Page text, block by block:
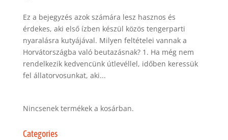
Ez a bejegyzés azok számára lesz hasznos és
érdekes, aki első ízben készül közös tengerparti
nyaralásra kutyájával. Milyen feltételei vannak a
Horvátországba való beutazásnak? 1. Ha még nem
rendelkezik kedvencünk útlevéllel, időben keressük
fel állatorvosunkat, aki...
Nincsenek termékek a kosárban.
Categories